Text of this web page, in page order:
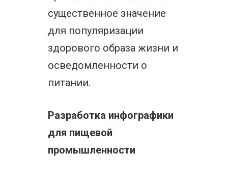
существенное значение
для популяризации
здорового образа жизни и
осведомленности о
питании.
Разработка инфографики
для пищевой
промышленности